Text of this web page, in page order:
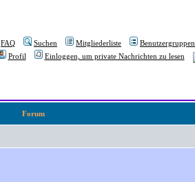
FAQ Suchen Mitgliederliste Benutzergruppen
Profil
Einloggen, um private Nachrichten zu lesen
Forum